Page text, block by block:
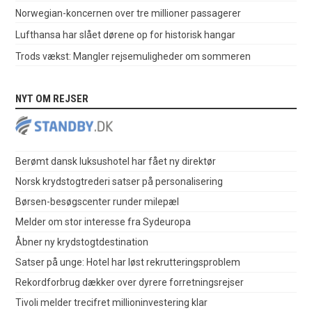
Norwegian-koncernen over tre millioner passagerer
Lufthansa har slået dørene op for historisk hangar
Trods vækst: Mangler rejsemuligheder om sommeren
NYT OM REJSER
Berømt dansk luksushotel har fået ny direktør
Norsk krydstogtrederi satser på personalisering
Børsen-besøgscenter runder milepæl
Melder om stor interesse fra Sydeuropa
Åbner ny krydstogtdestination
Satser på unge: Hotel har løst rekrutteringsproblem
Rekordforbrug dækker over dyrere forretningsrejser
Tivoli melder trecifret millioninvestering klar